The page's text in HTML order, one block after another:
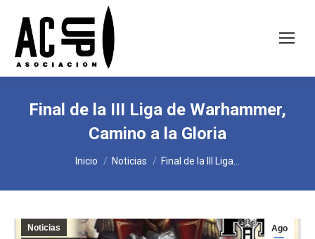
Final de la III Liga de Warhammer,
Camino a la Gloria
Estás aquí:
Inicio Noticias Final de la III Liga…
Ago
Noticias